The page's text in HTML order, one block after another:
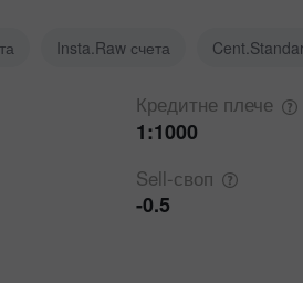
Insta.Raw счета
Кредитне плече
1:1000
Sell-своп
-0.5